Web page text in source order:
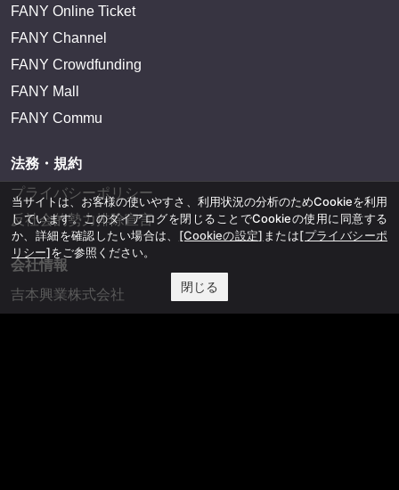
FANY Online Ticket
FANY Channel
FANY Crowdfunding
FANY Mall
FANY Commu
法務・規約
プライバシーポリシー
反社会的勢力排除宣言
会社情報
吉本興業株式会社
当サイトは、お客様の使いやすさ、利用状況の分析のためCookieを利用
しています。このダイアログを閉じることでCookieの使用に同意する
か、詳細を確認したい場合は、 [Cookieの設定] または[プライバシーポ
リシー]をご参照ください。
閉じる